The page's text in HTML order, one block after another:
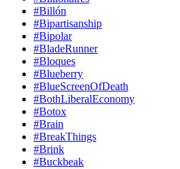
#Billón
#Bipartisanship
#Bipolar
#BladeRunner
#Bloques
#Blueberry
#BlueScreenOfDeath
#BothLiberalEconomy
#Botox
#Brain
#BreakThings
#Brink
#Buckbeak